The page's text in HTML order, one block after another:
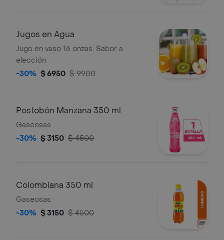
Jugos en Agua
Jugo en vaso 16 onzas. Sabor a
elección
-30% $ 6950 $ 9900
Postobón Manzana 350 ml
Gaseosas
-30% $ 3150 $ 4500
Colombiana 350 ml
Gaseosas
-30% $ 3150 $ 4500